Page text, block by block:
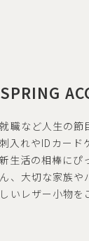
SPRING
職など人生の節
入れやIDカード
生活の相棒に
、大切な家族
いレザー小物を